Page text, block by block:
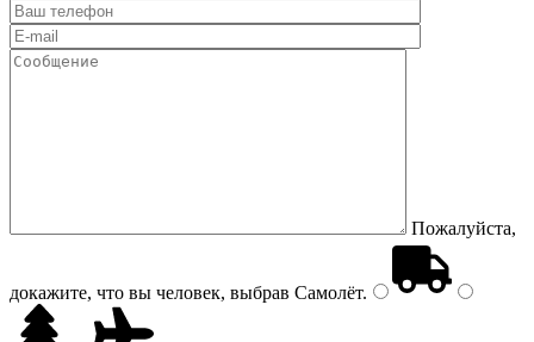
Пожалуйста,
докажите, что вы человек, выбрав Самолёт.